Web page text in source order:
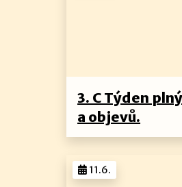
3. C Týden
a objevů.
11.6.